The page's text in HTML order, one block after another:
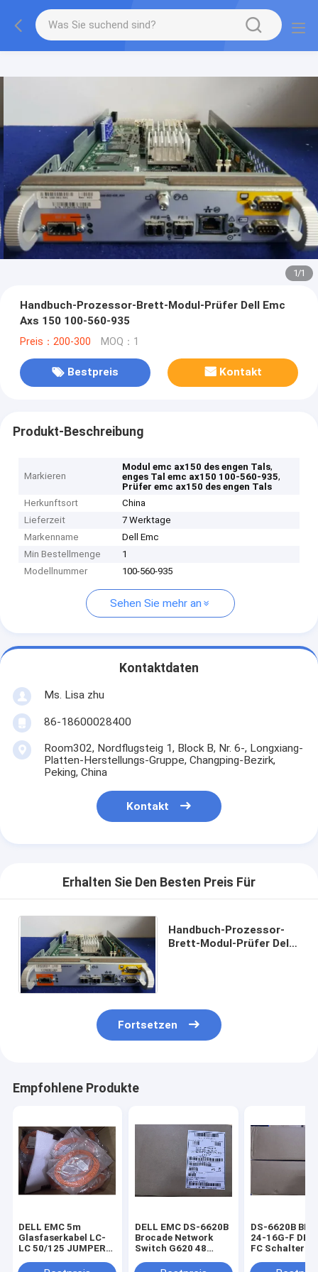
1/1
Handbuch-Prozessor-Brett-Modul-Prüfer Dell Emc
Axs 150 100-560-935
Preis：200-300 MOQ：1
Bestpreis Kontakt
Produkt-Beschreibung
Markieren
Modul emc ax150 des engen Tals,
enges Tal emc ax150 100-560-935,
Prüfer emc ax150 des engen Tals
Herkunftsort
China
Lieferzeit
7 Werktage
Markenname
Dell Emc
Min Bestellmenge
1
Modellnummer
100-560-935
Sehen Sie mehr an
Kontaktdaten
Ms. Lisa zhu
86-18600028400
Room302, Nordflugsteig 1, Block B, Nr. 6-, Longxiang-
Platten-Herstellungs-Gruppe, Changping-Bezirk,
Peking, China
Kontakt
Erhalten Sie Den Besten Preis Für
Handbuch-Prozessor-
Brett-Modul-Prüfer Dell
Fortsetzen
Empfohlene Produkte
DELL EMC 5m
Glasfaserkabel LC-
LC 50/125 JUMPER
OFNP 038-003-739
DELL EMC DS-6620B
Brocade Network
Switch G620 48
16 GB
DS-6620B BR-
24-16G-F
FC Schalter